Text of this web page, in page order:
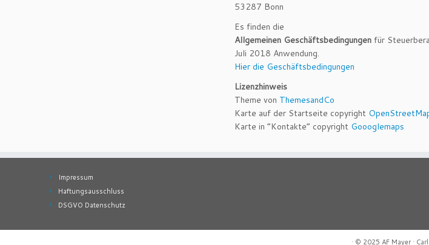
53287 Bonn
Es finden die
Allgemeinen Geschäftsbedingungen für
Juli 2018 Anwendung.
Hier die Geschäftsbedingungen
Lizenzhinweis
Theme von ThemesandCo
Karte auf der Startseite copyright
Karte in “Kontakte” copyright Goooglemaps
Impressum
Haftungsausschluss
DSGVO Datenschutz
· © 2025 AF Mayer·